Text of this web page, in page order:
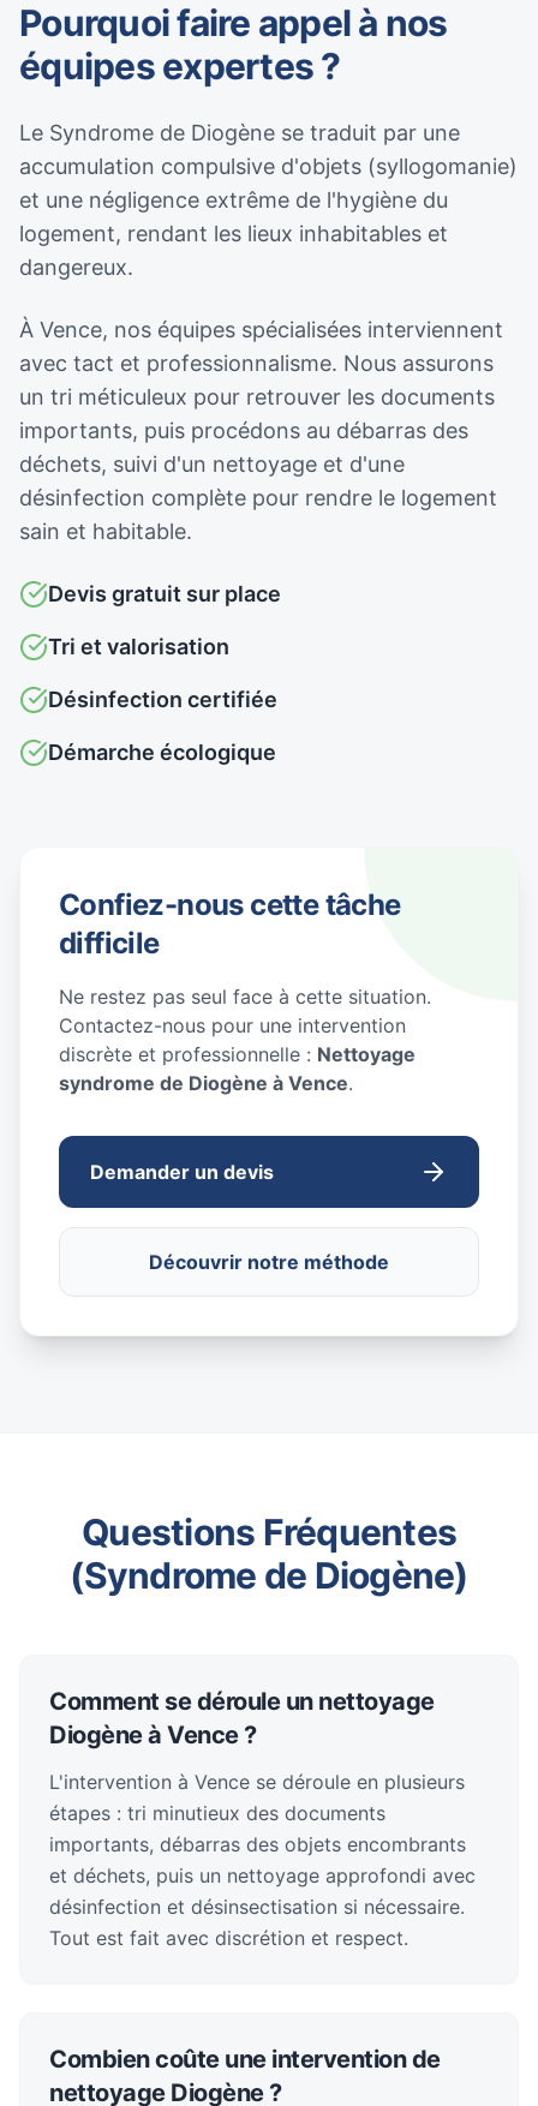
Pourquoi faire appel à nos
équipes expertes ?
Le Syndrome de Diogène se traduit par une
accumulation compulsive d'objets (syllogomanie)
et une négligence extrême de l'hygiène du
logement, rendant les lieux inhabitables et
dangereux.
À Vence, nos équipes spécialisées interviennent
avec tact et professionnalisme. Nous assurons
un tri méticuleux pour retrouver les documents
importants, puis procédons au débarras des
déchets, suivi d'un nettoyage et d'une
désinfection complète pour rendre le logement
sain et habitable.
Devis gratuit sur place
Tri et valorisation
Désinfection certifiée
Démarche écologique
Confiez-nous cette tâche
difficile
Ne restez pas seul face à cette situation.
Contactez-nous pour une intervention
discrète et professionnelle : Nettoyage
syndrome de Diogène à Vence.
Demander un devis
Découvrir notre méthode
Questions Fréquentes
(Syndrome de Diogène)
Comment se déroule un nettoyage
Diogène à Vence ?
L'intervention à Vence se déroule en plusieurs
étapes : tri minutieux des documents
importants, débarras des objets encombrants
et déchets, puis un nettoyage approfondi avec
désinfection et désinsectisation si nécessaire.
Tout est fait avec discrétion et respect.
Combien coûte une intervention de
nettoyage Diogène ?